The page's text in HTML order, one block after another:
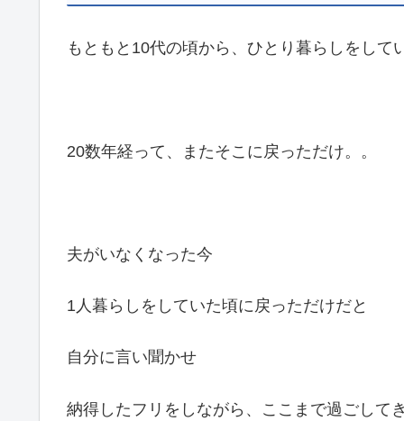
もともと10代の頃から、ひとり暮らしをして
20数年経って、またそこに戻っただけ。。
夫がいなくなった今
1人暮らしをしていた頃に戻っただけだと
自分に言い聞かせ
納得したフリをしながら、ここまで過ごして